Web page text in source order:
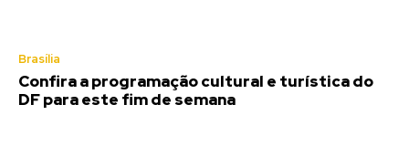
Brasília
Confira a programação cultural e turística do
DF para este fim de semana